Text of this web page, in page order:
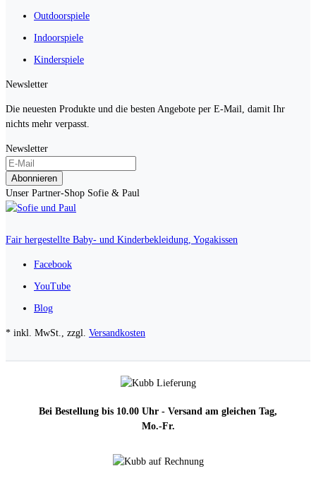
Outdoorspiele
Indoorspiele
Kinderspiele
Newsletter
Die neuesten Produkte und die besten Angebote per E-Mail, damit Ihr
nichts mehr verpasst.
Newsletter
Abonnieren
Unser Partner-Shop Sofie & Paul
Fair hergestellte Baby- und Kinderbekleidung, Yogakissen
Facebook
YouTube
Blog
* inkl. MwSt., zzgl. Versandkosten
Bei Bestellung bis 10.00 Uhr - Versand am gleichen Tag,
Mo.-Fr.